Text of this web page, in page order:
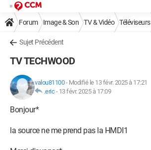
Forum Image & Son TV & Vidéo Téléviseurs
Sujet Précédent
TV TECHWOOD
valou81100- Modifié le 13 févr. 2025 à 17:21
.eric- 13 févr. 2025 à 17:09
Bonjour*
la source ne me prend pas la HMDI1